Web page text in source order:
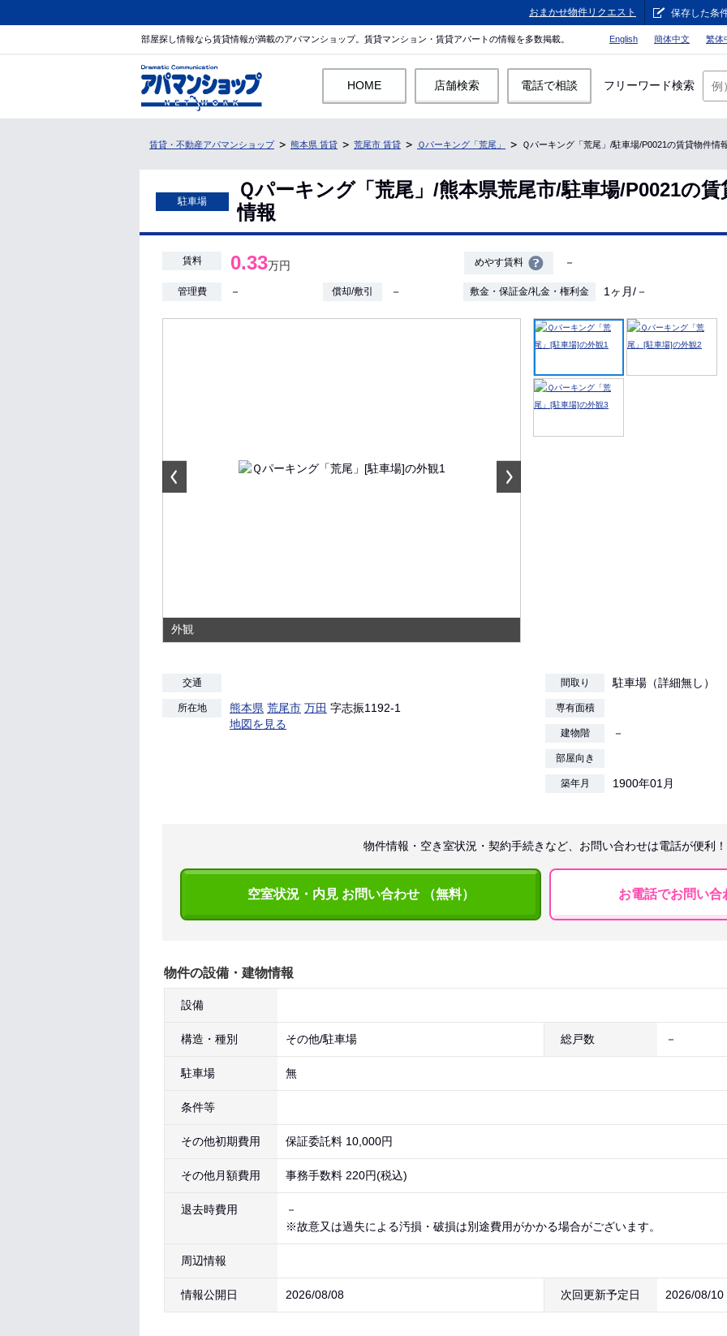
おまかせ物件リクエスト 保存した条
部屋探し情報なら賃貸情報が満載のアパマンショップ。賃貸マンション・賃貸アパートの情報を多数掲載。 English 簡体中文 繁体
HOME 店舗検索 電話で相談 フリーワード検索
賃貸・不動産アパマンショップ 熊本県 賃貸 荒尾市 賃貸 Ｑパーキング「荒尾」 Ｑパーキング「荒尾」/駐車場/P0021の賃貸物件情
駐車場
Ｑパーキング「荒尾」/熊本県荒尾市/駐車場/P0021の賃
情報
賃料 0.33万円 めやす賃料 －
管理費 － 償却/敷引 － 敷金・保証金/礼金・権利金 1ヶ月/－
外観
交通
所在地 熊本県 荒尾市 万田 字志振1192-1
地図を見る
間取り 駐車場（詳細無し）
専有面積
建物階 －
部屋向き
築年月 1900年01月
物件情報・空き室状況・契約手続きなど、お問い合わせは電話が便利！
空室状況・内見 お問い合わせ （無料） お電話でお問い合
物件の設備・建物情報
設備
構造・種別 その他/駐車場 総戸数 －
駐車場 無
条件等
その他初期費用 保証委託料 10,000円
その他月額費用 事務手数料 220円(税込)
退去時費用
－
※故意又は過失による汚損・破損は別途費用がかかる場合がございます。
周辺情報
情報公開日 2026/08/08 次回更新予定日 2026/08/10